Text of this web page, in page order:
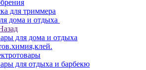
для триммера
дома и отдыха
для дома и отдыха
для отдыха и барбекю